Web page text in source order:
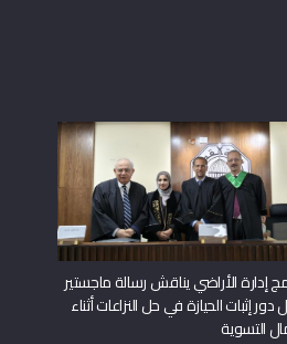
إدارة الأراضي يناقش رسالة ماجستير
إثبات الحيازة في حل النزاعات أثناء
التسوية